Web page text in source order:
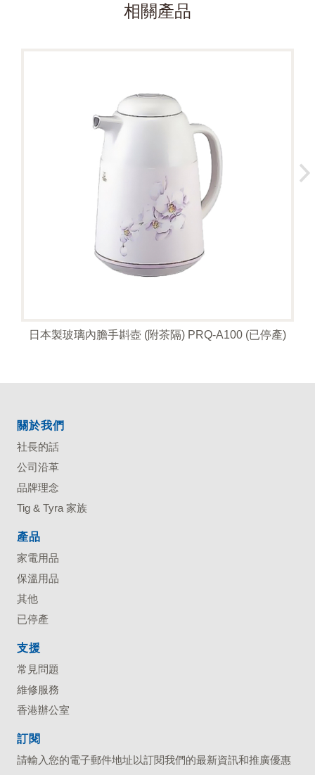
相關產品
日本製玻璃內膽手斟壺 (附茶隔) PRQ-A100 (已停產)
關於我們
社長的話
公司沿革
品牌理念
Tig & Tyra 家族
產品
家電用品
保溫用品
其他
已停產
支援
常見問題
維修服務
香港辦公室
訂閱
請輸入您的電子郵件地址以訂閱我們的最新資訊和推廣優惠